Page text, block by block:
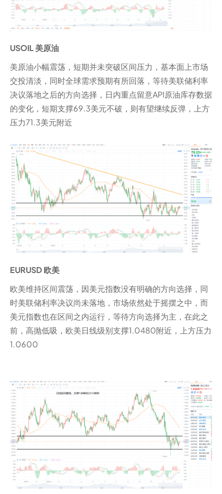
USOIL 美原油
美原油小幅震荡，短期并未突破区间压力，基本面上市场
交投清淡，同时全球需求预期有所回落，等待美联储利率
决议落地之后的方向选择，日内重点留意API原油库存数据
的变化，短期支撑69.3美元不破，则有望继续反弹，上方
压力71.3美元附近
EURUSD 欧美
欧美维持区间震荡，因美元指数没有明确的方向选择，同
时美联储利率决议尚未落地，市场依然处于摇摆之中，而
美元指数也在区间之内运行，等待方向选择为主，在此之
前，高抛低吸，欧美日线级别支撑1.0480附近，上方压力
1.0600